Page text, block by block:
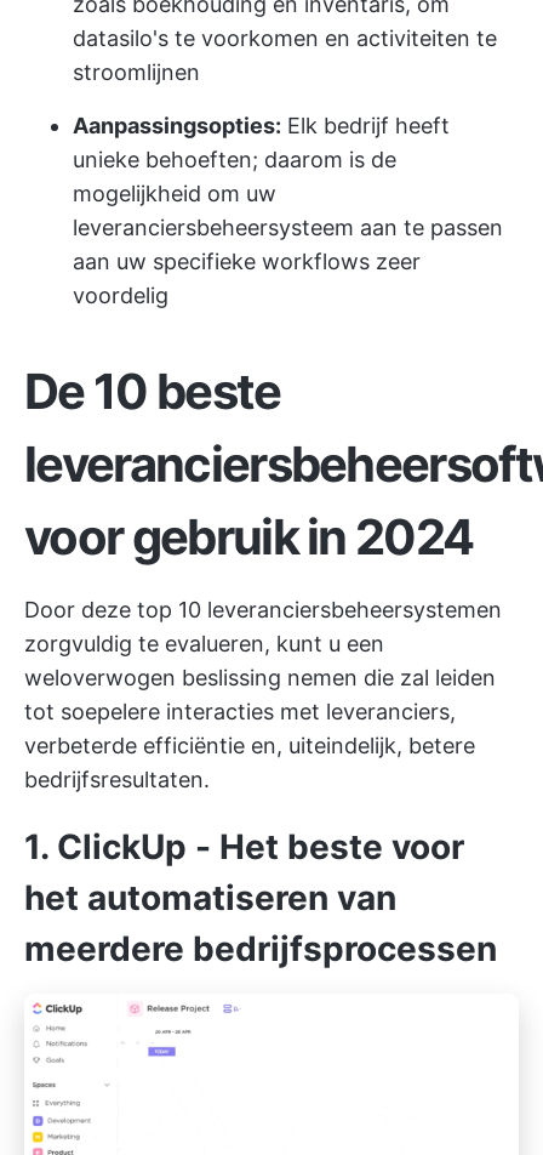
datasilo's te voorkomen en activiteiten te
stroomlijnen
Aanpassingsopties: Elk bedrijf heeft
unieke behoeften; daarom is de
mogelijkheid om uw
leveranciersbeheersysteem aan te passen
aan uw specifieke workflows zeer
voordelig
De 10 beste
voor gebruik in 2024
Door deze top 10 leveranciersbeheersystemen
zorgvuldig te evalueren, kunt u een
weloverwogen beslissing nemen die zal leiden
tot soepelere interacties met leveranciers,
verbeterde efficiëntie en, uiteindelijk, betere
bedrijfsresultaten.
1. ClickUp - Het beste voor
het automatiseren van
meerdere bedrijfsprocessen